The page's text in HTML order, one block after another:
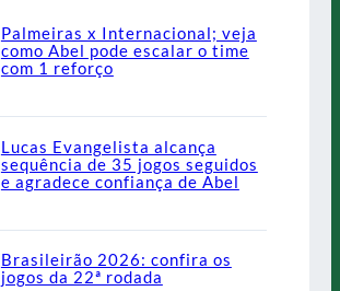
Palmeiras x Internacional; veja
como Abel pode escalar o time
com 1 reforço
Lucas Evangelista alcança
sequência de 35 jogos seguidos
e agradece confiança de Abel
Brasileirão 2026: confira os
jogos da 22ª rodada